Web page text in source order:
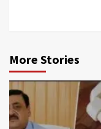
More Stories